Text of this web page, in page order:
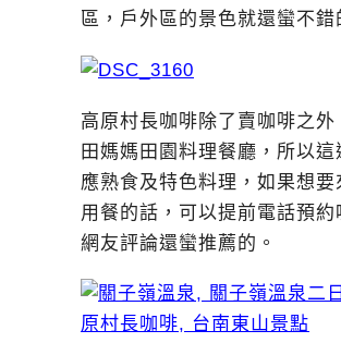
區，戶外區的景色就還蠻不錯
高原村長咖啡除了賣咖啡之外
田媽媽田園料理餐廳，所以這
應熟食及特色料理，如果想要
用餐的話，可以提前電話預約
網友評論還蠻推薦的。